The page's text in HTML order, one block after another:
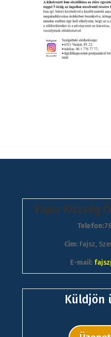
Fajsz Község
Telefon:
Cím: Fajsz,
E-mail:
Küldjön